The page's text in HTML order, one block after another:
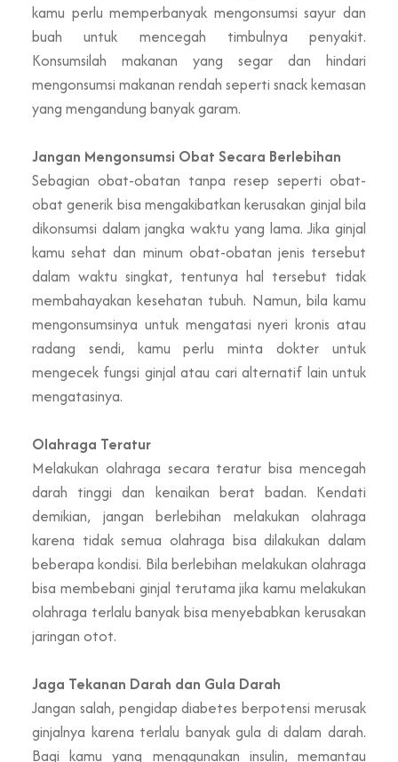
kamu perlu memperbanyak mengonsumsi sayur dan
buah untuk mencegah timbulnya penyakit.
Konsumsilah makanan yang segar dan hindari
mengonsumsi makanan rendah seperti snack kemasan
yang mengandung banyak garam.
Jangan Mengonsumsi Obat Secara Berlebihan
Sebagian obat-obatan tanpa resep seperti obat-
obat generik bisa mengakibatkan kerusakan ginjal bila
dikonsumsi dalam jangka waktu yang lama. Jika ginjal
kamu sehat dan minum obat-obatan jenis tersebut
dalam waktu singkat, tentunya hal tersebut tidak
membahayakan kesehatan tubuh. Namun, bila kamu
mengonsumsinya untuk mengatasi nyeri kronis atau
radang sendi, kamu perlu minta dokter untuk
mengecek fungsi ginjal atau cari alternatif lain untuk
mengatasinya.
Olahraga Teratur
Melakukan olahraga secara teratur bisa mencegah
darah tinggi dan kenaikan berat badan. Kendati
demikian, jangan berlebihan melakukan olahraga
karena tidak semua olahraga bisa dilakukan dalam
beberapa kondisi. Bila berlebihan melakukan olahraga
bisa membebani ginjal terutama jika kamu melakukan
olahraga terlalu banyak bisa menyebabkan kerusakan
jaringan otot.
Jaga Tekanan Darah dan Gula Darah
Jangan salah, pengidap diabetes berpotensi merusak
ginjalnya karena terlalu banyak gula di dalam darah.
Bagi kamu yang menggunakan insulin, memantau